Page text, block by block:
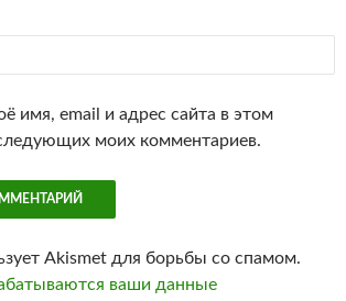
имя, email и адрес сайта в этом
моих комментариев.
Akismet для борьбы со спамом.
ваши данные